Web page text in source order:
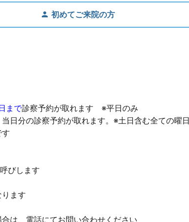
初めてご来院の方
まで診察予約が取れます ※平日のみ
当日分の診察予約が取れます。※土日含む全ての曜
びします
ます
は、電話にてお問い合わせください